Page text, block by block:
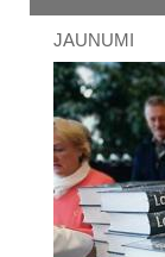
JAUNUMI